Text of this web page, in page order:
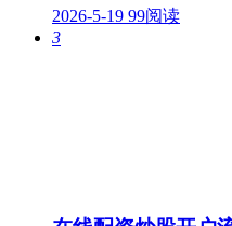
2026-5-19 99阅读
3